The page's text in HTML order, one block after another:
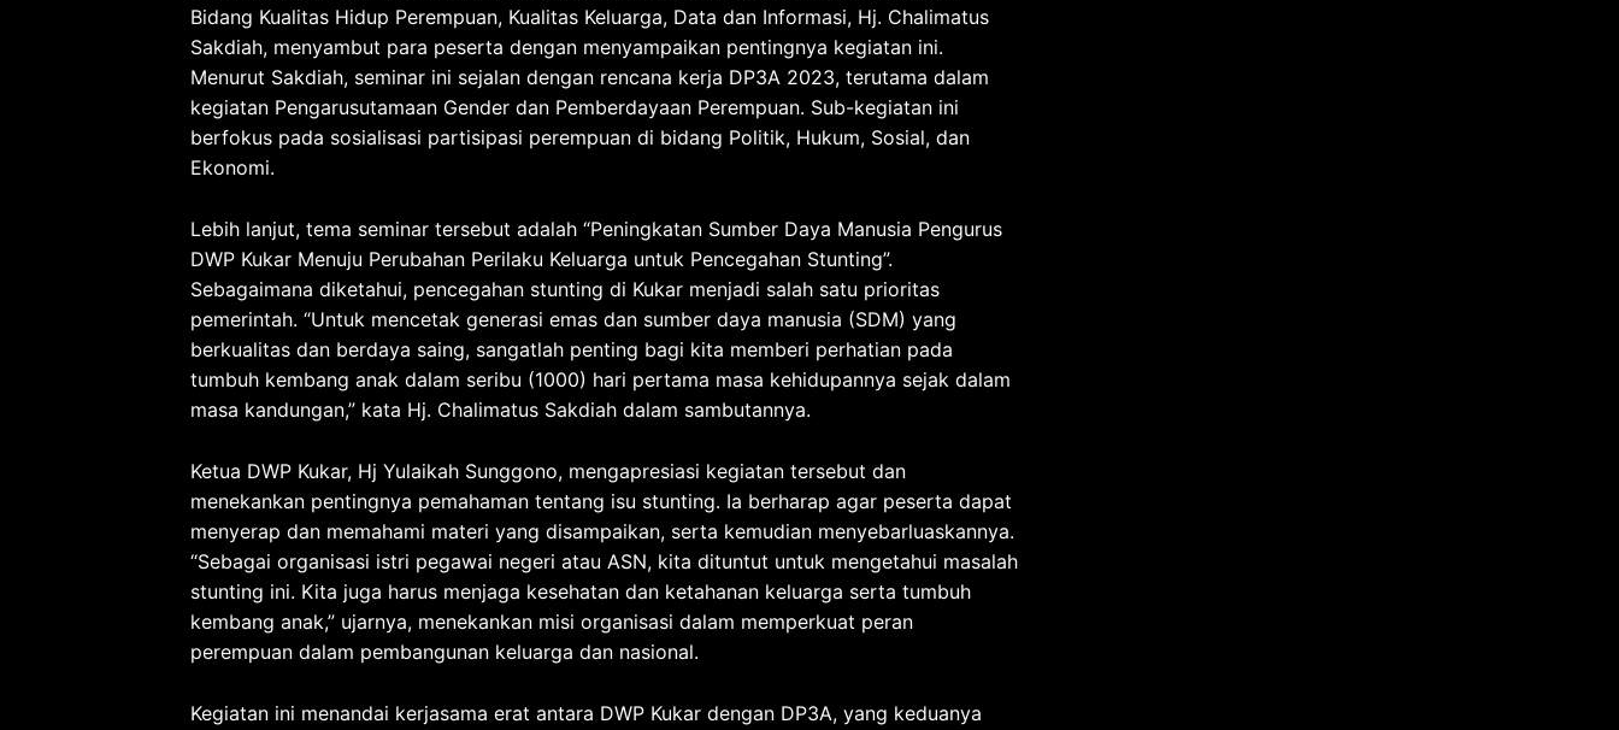
Bidang Kualitas Hidup Perempuan, Kualitas Keluarga, Data dan Informasi, Hj. Chalimatus
Sakdiah, menyambut para peserta dengan menyampaikan pentingnya kegiatan ini.
Menurut Sakdiah, seminar ini sejalan dengan rencana kerja DP3A 2023, terutama dalam
kegiatan Pengarusutamaan Gender dan Pemberdayaan Perempuan. Sub-kegiatan ini
berfokus pada sosialisasi partisipasi perempuan di bidang Politik, Hukum, Sosial, dan
Ekonomi.
Lebih lanjut, tema seminar tersebut adalah “Peningkatan Sumber Daya Manusia Pengurus
DWP Kukar Menuju Perubahan Perilaku Keluarga untuk Pencegahan Stunting”.
Sebagaimana diketahui, pencegahan stunting di Kukar menjadi salah satu prioritas
pemerintah. “Untuk mencetak generasi emas dan sumber daya manusia (SDM) yang
berkualitas dan berdaya saing, sangatlah penting bagi kita memberi perhatian pada
tumbuh kembang anak dalam seribu (1000) hari pertama masa kehidupannya sejak dalam
masa kandungan,” kata Hj. Chalimatus Sakdiah dalam sambutannya.
Ketua DWP Kukar, Hj Yulaikah Sunggono, mengapresiasi kegiatan tersebut dan
menekankan pentingnya pemahaman tentang isu stunting. Ia berharap agar peserta dapat
menyerap dan memahami materi yang disampaikan, serta kemudian menyebarluaskannya.
“Sebagai organisasi istri pegawai negeri atau ASN, kita dituntut untuk mengetahui masalah
stunting ini. Kita juga harus menjaga kesehatan dan ketahanan keluarga serta tumbuh
kembang anak,” ujarnya, menekankan misi organisasi dalam memperkuat peran
perempuan dalam pembangunan keluarga dan nasional.
Kegiatan ini menandai kerjasama erat antara DWP Kukar dengan DP3A, yang keduanya